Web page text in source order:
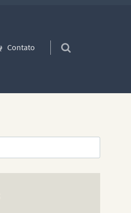
Contato